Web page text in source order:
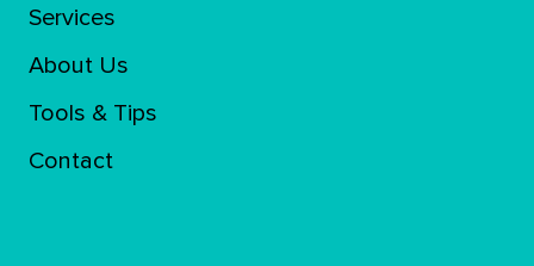
Services
About Us
Tools & Tips
Contact